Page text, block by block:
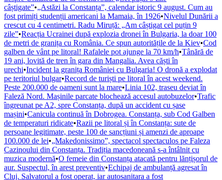
câștigate”•„Astăzi la Constanța”, calendar istoric 9 august. Cum au
fost primiți studenții americani la Mamaia, în 1926•Nivelul Dunării a
crescut cu 4 centimetri. Radu Miruță: „Am câștigat cel puțin 9
zile”•Reacția Ucrainei după explozia dronei în Bulgaria, la doar 100
de metri de granița cu România. Ce spun autoritățile de la Kiev•Cod
galben de vânt pe litoral! Rafalele pot ajunge la 70 km/h•Tânără de
19 ani, lovită de tren în gara din Mangalia. Avea căști în
urechi•Incident la granița României cu Bulgaria! O dronă a explodat
pe teritoriul bulgar•Record de turiști pe litoral în acest weekend.
Peste 200.000 de oameni sunt la mare•Linia 102, traseu deviat în
Faleză Nord. Mașinile parcate blochează accesul autobuzelor•Trafic
îngreunat pe A2, spre Constanța, după un accident cu șase
mașini•Canicula continuă în Dobrogea. Constanța, sub Cod Galben
de temperaturi ridicate•Razii pe litoral și în Constanța: sute de
persoane legitimate, peste 100 de sancțiuni și amenzi de aproape
100.000 de lei•„Makedonissimo”, spectacol spectaculos pe Faleza
Cazinoului din Constanța. Tradiția macedoneană s-a întâlnit cu
muzica modernă•O femeie din Constanța atacată pentru lănțișorul de
aur. Suspectul, în arest preventiv•Echipaj de ambulanță agresat în
Cluj. Salvatorul a fost operat, iar autosanitara a fost